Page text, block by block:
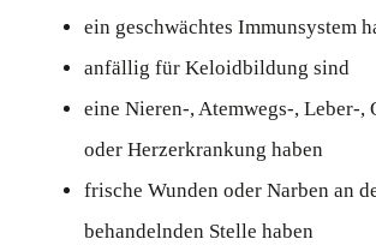
ein geschwächtes Immunsystem
anfällig für Keloidbildung sind
eine Nieren-, Atemwegs-, Leber-,
oder Herzerkrankung haben
frische Wunden oder Narben an
behandelnden Stelle haben